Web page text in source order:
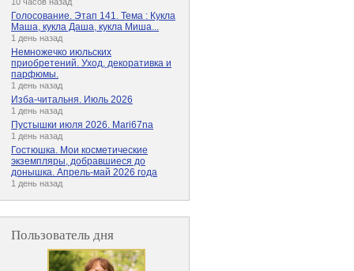
Голосование. Этап 141. Тема : Кукла
Маша, кукла Даша, кукла Миша...
1 день назад
Немножечко июльских
приобретений. Уход, декоративка и
парфюмы.
1 день назад
Изба-читальня. Июль 2026
1 день назад
Пустышки июля 2026. Mari67na
1 день назад
Гостюшка. Мои косметические
экземпляры, добравшиеся до
донышка. Апрель-май 2026 года
1 день назад
Пользователь дня